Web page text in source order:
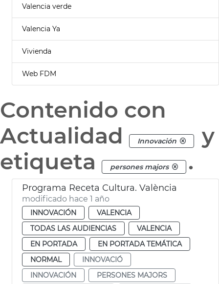
Valencia verde
Valencia Ya
Vivienda
Web FDM
Contenido con
Actualidad
Innovación
y
etiqueta
persones majors .
Programa Receta Cultura. València
modificado hace 1 año
INNOVACIÓN
VALENCIA
TODAS LAS AUDIENCIAS
VALENCIA
EN PORTADA
EN PORTADA TEMÁTICA
NORMAL
INNOVACIÓ
INNOVACIÓN
PERSONES MAJORS